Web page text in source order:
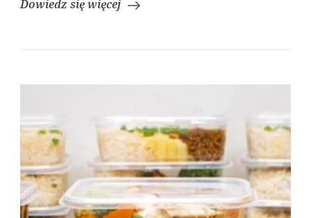
Dowiedz się więcej